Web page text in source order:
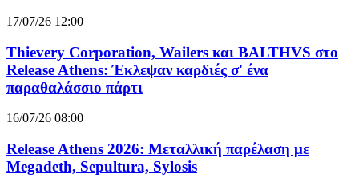
17/07/26 12:00
Thievery Corporation, Wailers και BALTHVS στο
Release Athens: Έκλεψαν καρδιές σ' ένα
παραθαλάσσιο πάρτι
16/07/26 08:00
Release Athens 2026: Μεταλλική παρέλαση με
Megadeth, Sepultura, Sylosis